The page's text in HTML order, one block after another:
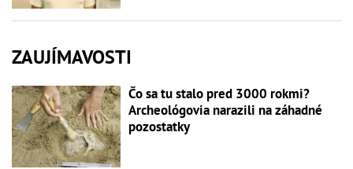
ZAUJÍMAVOSTI
Čo sa tu stalo pred 3000 rokmi?
Archeológovia narazili na záhadné
pozostatky